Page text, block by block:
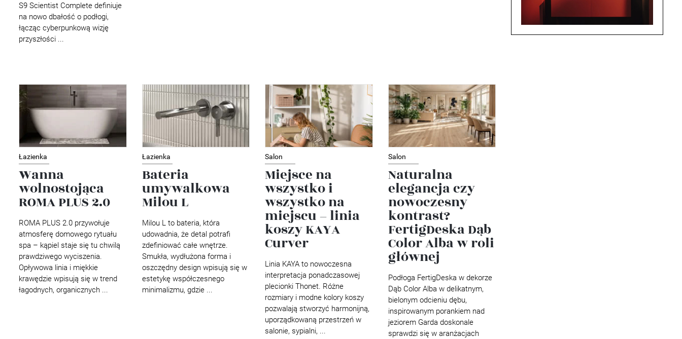
S9 Scientist Complete definiuje
na nowo dbałość o podłogi,
łącząc cyberpunkową wizję
przyszłości ...
Łazienka
Wanna
wolnostojąca
ROMA PLUS 2.0
ROMA PLUS 2.0 przywołuje
atmosferę domowego rytuału
spa – kąpiel staje się tu chwilą
prawdziwego wyciszenia.
Opływowa linia i miękkie
krawędzie wpisują się w trend
łagodnych, organicznych ...
Łazienka
Bateria
umywalkowa
Milou L
Milou L to bateria, która
udowadnia, że detal potrafi
zdefiniować całe wnętrze.
Smukła, wydłużona forma i
oszczędny design wpisują się w
estetykę współczesnego
minimalizmu, gdzie ...
Salon
Miejsce na
wszystko i
wszystko na
miejscu – linia
koszy KAYA
Curver
Linia KAYA to nowoczesna
interpretacja ponadczasowej
plecionki Thonet. Różne
rozmiary i modne kolory koszy
pozwalają stworzyć harmonijną,
uporządkowaną przestrzeń w
salonie, sypialni, ...
Salon
Naturalna
elegancja czy
nowoczesny
kontrast?
FertigDeska Dąb
Color Alba w roli
głównej
Podłoga FertigDeska w dekorze
Dąb Color Alba w delikatnym,
bielonym odcieniu dębu,
inspirowanym porankiem nad
jeziorem Garda doskonale
sprawdzi się w aranżacjach